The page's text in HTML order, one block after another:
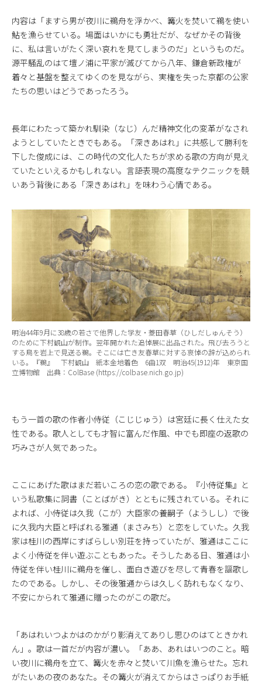
内容は「ますら男が夜川に鵜舟を浮かべ、篝火を焚いて鵜を使い
鮎を漁らせている。場面はいかにも勇壮だが、なぜかその背後
に、私は言いがたく深い哀れを見てしまうのだ」というものだ。
源平騒乱のはて壇ノ浦に平家が滅びてから八年、鎌倉新政権が
着々と基盤を整えてゆくのを見ながら、実権を失った京都の公家
たちの思いはどうであったろう。
長年にわたって築かれ馴染（なじ）んだ精神文化の変革がなされ
ようとしていたときでもある。「深きあはれ」に共感して勝利を
下した俊成には、この時代の文化人たちが求める歌の方向が見え
ていたといえるかもしれない。言語表現の高度なテクニックを競
いあう背後にある「深きあはれ」を味わう心情である。
明治44年9月に38歳の若さで他界した学友・菱田春草（ひしだしゅんそう）
のために下村観山が制作。翌年開かれた追悼展に出品された。飛び去ろうと
する鳥を岩上で見送る鵜。そこには亡き友春草に対する哀悼の辞が込められ
いる。『鵜』 下村観山 紙本金地着色 6曲1双 明治45(1912)年 東京国
立博物館 出典：ColBase (https://colbase.nich.go.jp)
もう一首の歌の作者小侍従（こじじゅう）は宮廷に長く仕えた女
性である。歌人としても才智に富んだ作風、中でも即座の返歌の
巧みさが人気であった。
ここにあげた歌はまだ若いころの恋の歌である。『小侍従集』と
いう私歌集に詞書（ことばがき）とともに残されている。それに
よれば、小侍従は久我（こが）大臣家の養嗣子（ようしし）で後
に久我内大臣と呼ばれる雅通（まさみち）と恋をしていた。久我
家は桂川の西岸にすばらしい別荘を持っていたが、雅通はここに
よく小侍従を伴い遊ぶこともあった。そうしたある日、雅通は小
侍従を伴い桂川に鵜舟を催し、面白き遊びを尽して青春を謳歌し
たのである。しかし、その後雅通からは久しく訪れもなくなり、
不安にかられて雅通に贈ったのがこの歌だ。
「あはれいつよかはのかがり影消えてありし思ひのはてときかれ
ん」。歌は一首だが内容が濃い。「ああ、あれはいつのこと。暗
い夜川に鵜舟を立て、篝火を赤々と焚いて川魚を漁らせた。忘れ
がたいあの夜のあなた。その篝火が消えてからはさっぱりお手紙